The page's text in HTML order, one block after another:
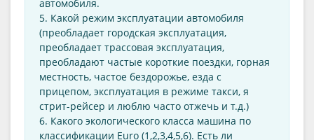
автомобиля.
5. Какой режим эксплуатации автомобиля
(преобладает городская эксплуатация,
преобладает трассовая эксплуатация,
преобладают частые короткие поездки, горная
местность, частое бездорожье, езда с
прицепом, эксплуатация в режиме такси, я
стрит-рейсер и люблю часто отжечь и т.д.)
6. Какого экологического класса машина по
классификации Euro (1,2,3,4,5,6). Есть ли